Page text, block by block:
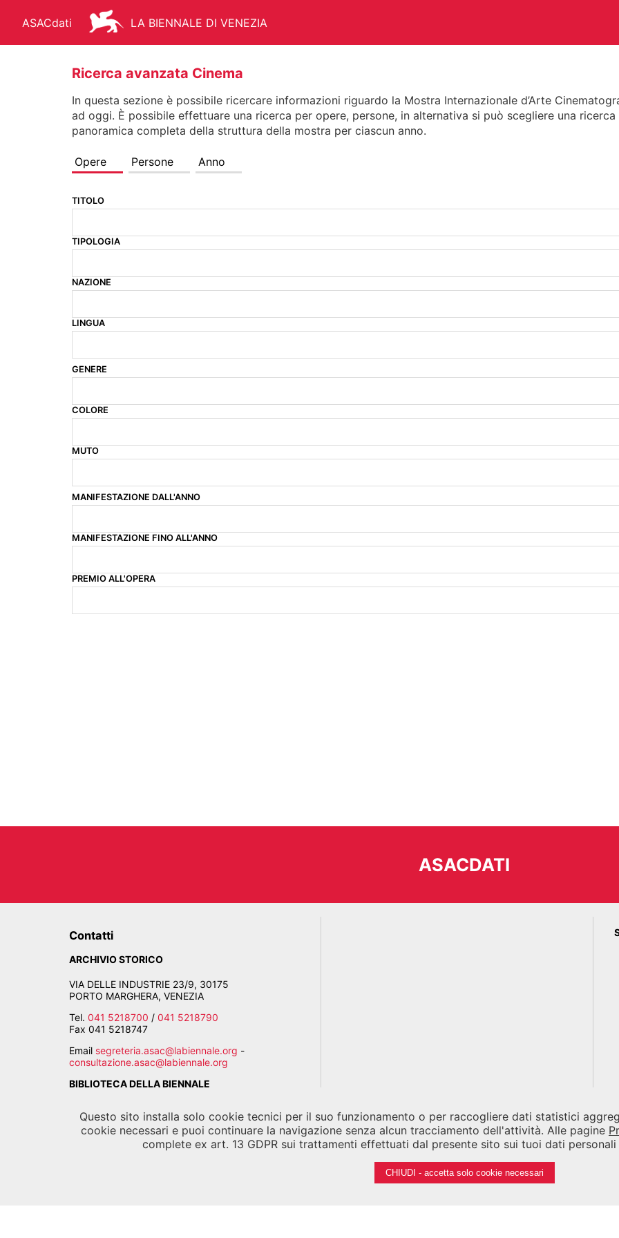
ASACdati LA BIENNALE DI VENEZIA
ARCHIVIO STORICO - ASAC ARCHITETTURA
MANIFESTI
MEDIATECA RACCOLTA DOCUMENTARIA
Ricerca avanzata Cinema
In questa sezione è possibile ricercare informazioni riguardo la Mostra Internazionale d’Arte
ad oggi. È possibile effettuare una ricerca per opere, persone, in alternativa si può scegliere una
panoramica completa della struttura della mostra per ciascun anno.
Opere Persone Anno
TITOLO
TIPOLOGIA
NAZIONE
LINGUA
GENERE
COLORE
MUTO
MANIFESTAZIONE DALL'ANNO
MANIFESTAZIONE FINO ALL'ANNO
PREMIO ALL'OPERA
ASACDATI
Contatti
ARCHIVIO STORICO
VIA DELLE INDUSTRIE 23/9, 30175
PORTO MARGHERA, VENEZIA
Tel. 041 5218700 / 041 5218790
Fax 041 5218747
Email segreteria.asac@labiennale.org -
consultazione.asac@labiennale.org
BIBLIOTECA DELLA BIENNALE
Tel. 041 5218939
biblioteca.asac@labiennale.org
Questo sito installa solo cookie tecnici per il suo funzionamento o per raccogliere dati statistici
cookie necessari e puoi continuare la navigazione senza alcun tracciamento dell'attività. Alle pagine
complete ex art. 13 GDPR sui trattamenti effettuati dal presente sito sui tuoi dati
CHIUDI - accetta solo cookie necessari